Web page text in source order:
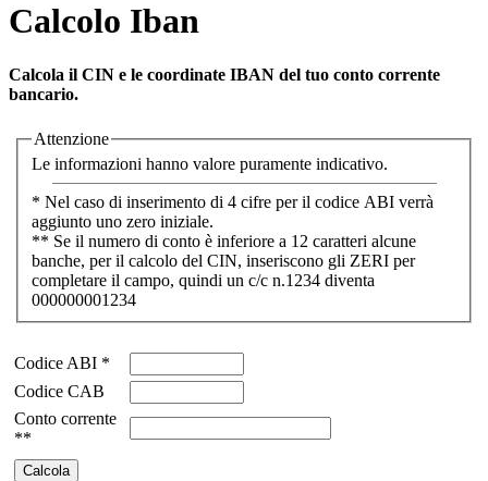
Calcolo Iban
Calcola il CIN e le coordinate IBAN del tuo conto corrente
bancario.
Attenzione
Le informazioni hanno valore puramente indicativo.
* Nel caso di inserimento di 4 cifre per il codice ABI verrà
aggiunto uno zero iniziale.
** Se il numero di conto è inferiore a 12 caratteri alcune
banche, per il calcolo del CIN, inseriscono gli ZERI per
completare il campo, quindi un c/c n.1234 diventa
000000001234
Codice ABI *
Codice CAB
Conto corrente
**